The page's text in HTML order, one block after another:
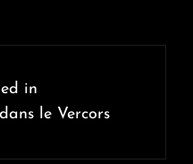
in
le Vercors